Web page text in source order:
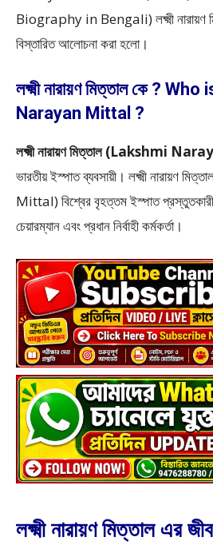
Biography in Bengali) লক্ষ্মী নারায়ণ
বিস্তারিত আলোচনা করা হলো।
লক্ষ্মী নারায়ণ মিত্তাল কে ?
Narayan Mittal ?
লক্ষ্মী নারায়ণ মিত্তাল (Lakshmi
ভারতীয় ইস্পাত ব্যবসায়ী। লক্ষ্মী নারায়ণ
Mittal) বিশ্বের বৃহত্তম ইস্পাত প্রস্তুতকারী
চেয়ারম্যান এবং প্রধান নির্বাহী কর্মকর্তা।
লক্ষ্মী নারায়ণ মিত্তাল এর